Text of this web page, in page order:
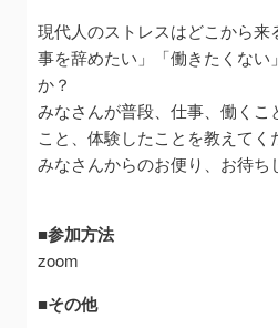
現代人のストレスはどこから
事を辞めたい」「働きたくない
か？
みなさんが普段、仕事、働くこ
こと、体験したことを教えてく
みなさんからのお便り、お待ち
■参加方法
zoom
■その他